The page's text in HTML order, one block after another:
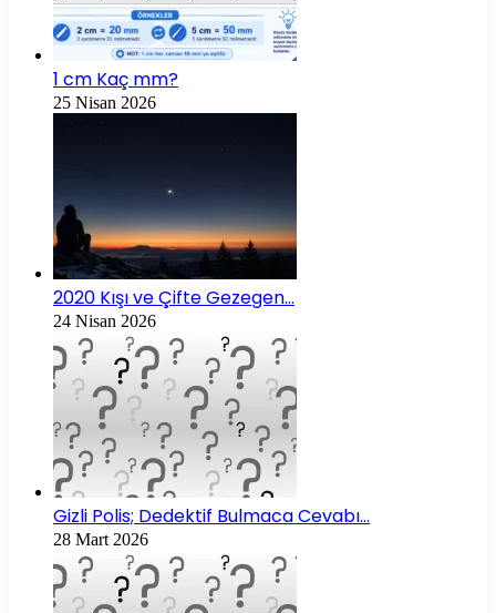
1 cm Kaç mm?
25 Nisan 2026
2020 Kışı ve Çifte Gezegen…
24 Nisan 2026
Gizli Polis; Dedektif Bulmaca Cevabı…
28 Mart 2026